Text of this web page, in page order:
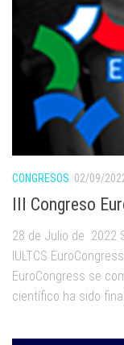
CONGRESOS 02/09/
III Congreso
28 de Julio de 2022
IULTCS
EuroCongress se
científico ha sido